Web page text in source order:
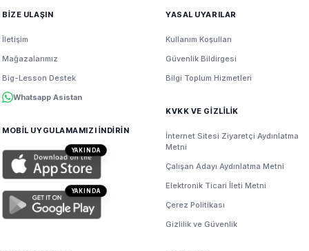
BİZE ULAŞIN
İletişim
Mağazalarımız
Big-Lesson Destek
Whatsapp Asistan
MOBİL UYGULAMAMIZI İNDİRİN
YAKINDA
YAKINDA
YASAL UYARILAR
Kullanım Koşulları
Güvenlik Bildirgesi
Bilgi Toplum Hizmetleri
KVKK VE GİZLİLİK
İnternet Sitesi Ziyaretçi Aydınlatma
Metni
Çalışan Adayı Aydınlatma Metni
Elektronik Ticari İleti Metni
Çerez Politikası
Gizlilik ve Güvenlik